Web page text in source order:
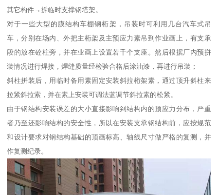
其它构件→拆临时支撑钢塔架。
对于一些大型的膜结构车棚钢桁架，吊装时可利用几台汽车式吊
车，分别在场内、外把主桁架及主预应力素吊到作业画上，有支承
段的放在砼柱旁，并在业画上设置若千个支座。然后根据厂内预拼
装情况进行焊接，焊缝质量经检验合格后涂油漆，再进行吊装；
斜柱拼装后，用临时备用素固定安装斜拉桁架素，通过顶升斜柱来
拉紧斜拉索，并在素上安装可调法蓝调节斜拉素的松紧。
由于钢结构安装误差的大小直接影响到结构内的预应力分布，严重
者乃至还影响结构的安全性，所以在安装支承钢结构前，应按规范
和设计要求对钢结构基础的顶画标高、轴线尺寸做严格的复测，并
作复测纪录。